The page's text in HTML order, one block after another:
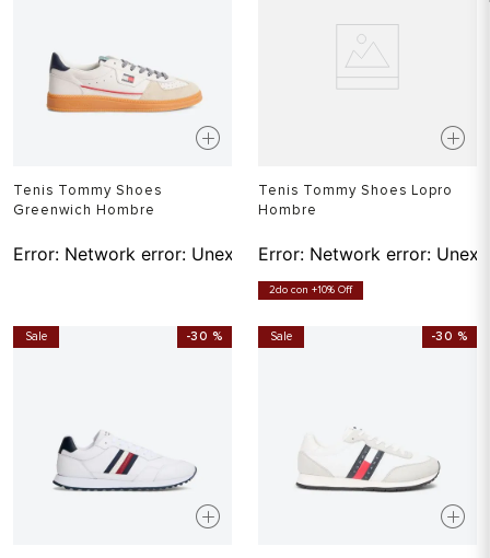
Tenis Tommy Shoes
Greenwich Hombre
Error: Network error: Unexpected token T in JSON at
Tenis Tommy Shoes Lopro
Hombre
Error: Network error:
2do con +10% Off
Sale -30 % Sale -30 %